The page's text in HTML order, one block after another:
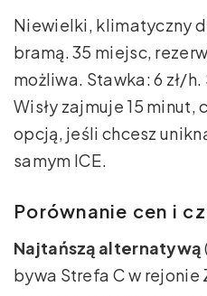
Niewielki, klimatyczny
bramą. 35 miejsc,
możliwa. Stawka: 6 zł/
Wisły zajmuje 15
opcją, jeśli chcesz
samym ICE.
Porównanie cen i
Najtańszą alternatywą
bywa Strefa C w rejonie